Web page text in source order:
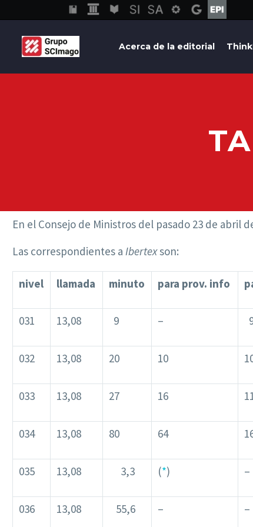
Acerca de la editorial
En el Consejo de Ministros del pasado 23 de abril
Las correspondientes a Ibertexson:
nivel llamada minuto para prov. info
031 13,08 9 –
032 13,08 20 10
033 13,08 27 16
034 13,08 80 64
035 13,08 3,3 (*) –
036 13,08 55,6 – –